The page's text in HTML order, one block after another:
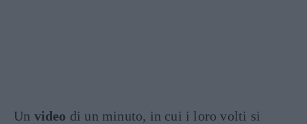
Un video di un minuto, in cui i loro volti si